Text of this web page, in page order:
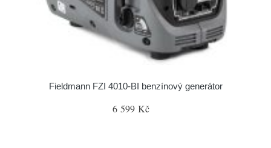
Fieldmann FZI 4010-BI benzínový generátor
6 599 Kč